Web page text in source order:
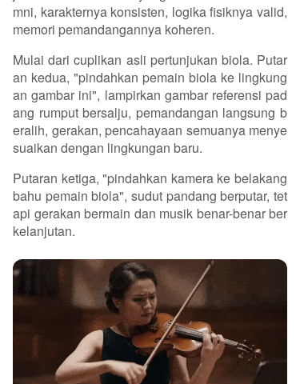
mni, karakternya konsisten, logika fisiknya valid,
memori pemandangannya koheren.
Mulai dari cuplikan asli pertunjukan biola. Putar
an kedua, "pindahkan pemain biola ke lingkung
an gambar ini", lampirkan gambar referensi pad
ang rumput bersalju, pemandangan langsung b
eralih, gerakan, pencahayaan semuanya menye
suaikan dengan lingkungan baru.
Putaran ketiga, "pindahkan kamera ke belakang
bahu pemain biola", sudut pandang berputar, tet
api gerakan bermain dan musik benar-benar ber
kelanjutan.